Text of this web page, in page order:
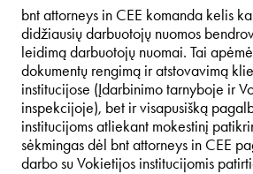
bnt attorneys in CEE komanda kelis
didžiausių darbuotojų nuomos
leidimą darbuotojų nuomai. Tai
dokumentų rengimą ir atstovavimą
institucijose (Įdarbinimo tarnyboje ir
inspekcijoje), bet ir visapusišką
institucijoms atliekant mokestinį
sėkmingas dėl bnt attorneys in CEE
darbo su Vokietijos institucijomis